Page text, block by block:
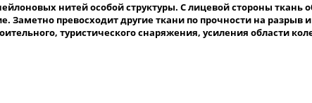
нитей особой структуры. С лицевой стороны
Заметно превосходит другие ткани по прочности на разрыв
туристического снаряжения, усиления области